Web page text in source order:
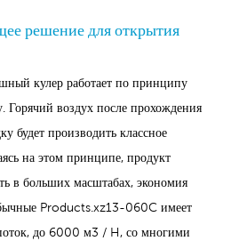
решение для открытия
кулер работает по принципу
Горячий воздух после прохождения
будет производить классное
на этом принципе, продукт
в больших масштабах, экономия
Products.xz13-060C имеет
до 6000 м3 / H, со многими